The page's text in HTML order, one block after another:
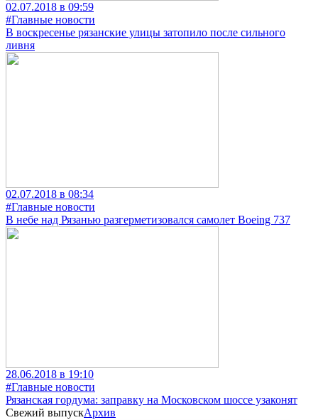
02.07.2018 в 09:59
#Главные новости
В воскресенье рязанские улицы затопило после сильного
ливня
02.07.2018 в 08:34
#Главные новости
В небе над Рязанью разгерметизовался самолет Boeing 737
28.06.2018 в 19:10
#Главные новости
Рязанская гордума: заправку на Московском шоссе узаконят
Свежий выпускАрхив